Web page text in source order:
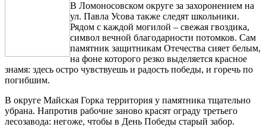
В Ломоносовском округе за захоронением на
ул. Павла Усова также следят школьники.
Рядом с каждой могилой – свежая гвоздика,
символ вечной благодарности потомков. Сам
памятник защитникам Отечества сияет белым,
на фоне которого резко выделяется красное
знамя: здесь остро чувствуешь и радость победы, и горечь по
погибшим.
В округе Майская Горка территория у памятника тщательно
убрана. Напротив рабочие заново красят ограду третьего
лесозавода: негоже, чтобы в День Победы старый забор.